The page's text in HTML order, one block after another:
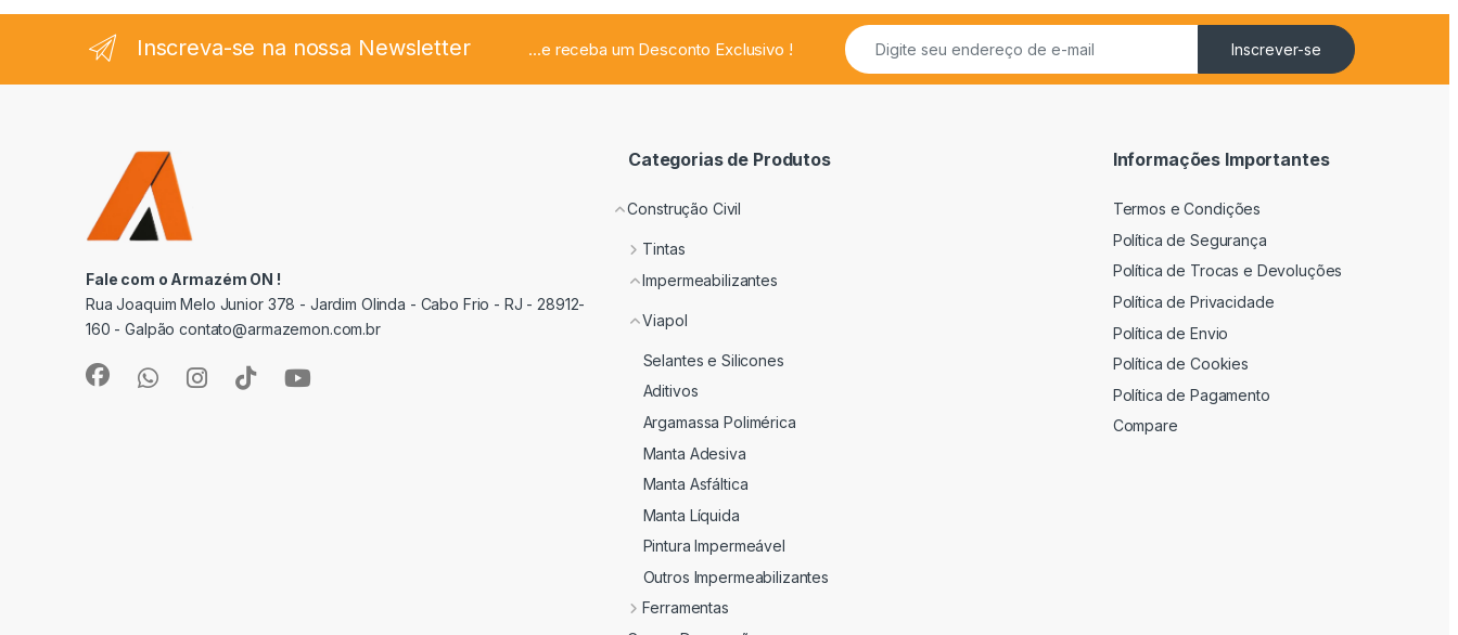
Inscreva-se na nossa Newsletter ...e receba um Desconto Exclusivo ! Inscrever-se
Fale com o Armazém ON !
Rua Joaquim Melo Junior 378 - Jardim Olinda - Cabo Frio - RJ - 28912-
160 - Galpão contato@armazemon.com.br
Categorias de Produtos
Construção Civil
Tintas
Impermeabilizantes
Viapol
Selantes e Silicones
Aditivos
Argamassa Polimérica
Manta Adesiva
Manta Asfáltica
Manta Líquida
Pintura Impermeável
Outros Impermeabilizantes
Ferramentas
Informações Importantes
Termos e Condições
Política de Segurança
Política de Trocas e Devoluções
Política de Privacidade
Política de Envio
Política de Cookies
Política de Pagamento
Compare